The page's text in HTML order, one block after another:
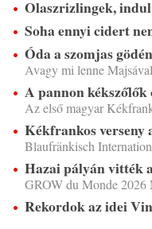
Olaszrizlingek,
Soha ennyi cidert
Óda a szomjas
Avagy mi lenne
A pannon kékszőlők
Az első magyar
Kékfrankos verseny
Blaufränkisch
Hazai pályán vitték
GROW du Monde 2026
Rekordok az idei